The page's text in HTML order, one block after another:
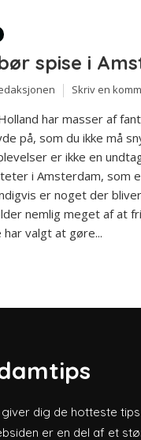
spise i
Skriv en
har masser af
på, som du ikke må
er ikke en
i Amsterdam, som
er noget der
nemlig meget af at
valgt at gøre...
dig de hotteste
er en del af et